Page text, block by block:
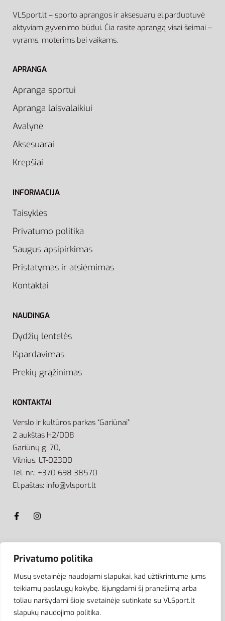
Privatumo politika
Mūsų svetainėje naudojami slapukai, kad užtikrintume jums
teikiamų paslaugų kokybę. Išjungdami šį pranešimą arba
toliau naršydami šioje svetainėje sutinkate su VLSport.lt
slapukų naudojimo politika.
VLSport.lt – sporto aprangos ir aksesuarų el.parduotuvė
aktyviam gyvenimo būdui. Čia rasite aprangą visai šeimai –
vyrams, moterims bei vaikams.
APRANGA
Apranga sportui
Apranga laisvalaikiui
Avalynė
Aksesuarai
Krepšiai
INFORMACIJA
Taisyklės
Privatumo politika
Saugus apsipirkimas
Pristatymas ir atsiėmimas
Kontaktai
NAUDINGA
Dydžių lentelės
Išpardavimas
Prekių grąžinimas
KONTAKTAI
Verslo ir kultūros parkas “Gariūnai”
2 aukštas H2/008
Gariūnų g. 70,
Vilnius, LT-02300
Tel. nr.: +370 698 38570
El.paštas: info@vlsport.lt